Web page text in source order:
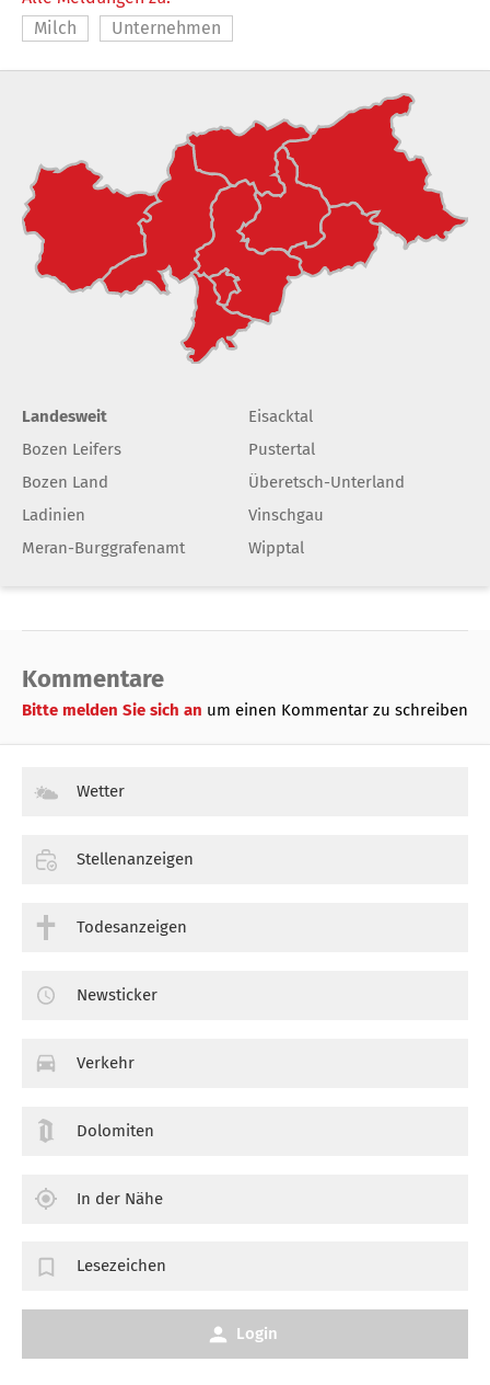
Milch
Unternehmen
Landesweit
Bozen Leifers
Bozen Land
Ladinien
Meran-Burggrafenamt
Eisacktal
Pustertal
Überetsch-Unterland
Vinschgau
Wipptal
Kommentare
Bitte melden Sie sich an um einen Kommentar zu schreiben
Wetter
Stellenanzeigen
Todesanzeigen
Newsticker
Verkehr
Dolomiten
In der Nähe
Lesezeichen
Login